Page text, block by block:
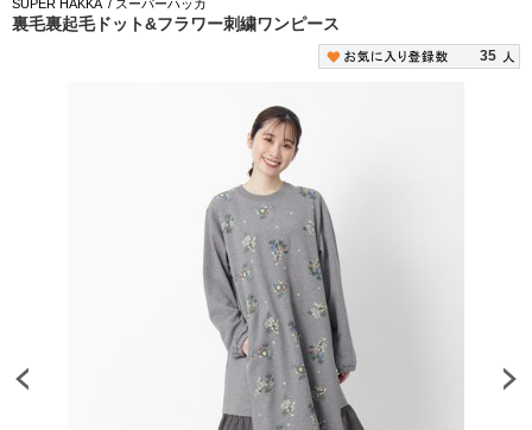
SUPER HAKKA/ スーパーハッカ
裏毛裏起毛ドット&フラワー刺繍ワンピース
35